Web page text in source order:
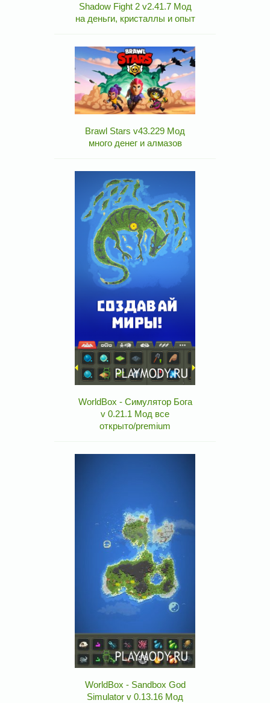
Shadow Fight 2 v2.41.7 Мод
на деньги, кристаллы и опыт
Brawl Stars v43.229 Мод
много денег и алмазов
WorldBox - Симулятор Бога
v 0.21.1 Мод все
открыто/premium
WorldBox - Sandbox God
Simulator v 0.13.16 Мод